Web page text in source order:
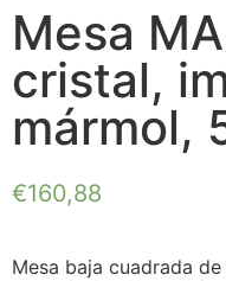
Mesa
cristal,
mármol,
€160,88
Mesa baja cuadrada